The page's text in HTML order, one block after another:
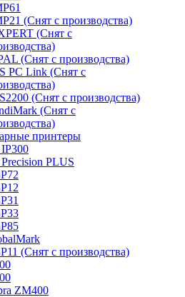
(Снят с производства)
(Снят с
(Снят с производства)
PC Link (Снят с
(Снят с производства)
(Снят с
принтеры
PLUS
(Снят с производства)
ZM400